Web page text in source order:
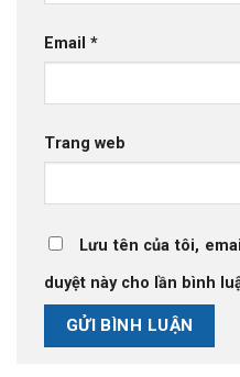
Email *
Trang web
Lưu tên của tôi,
duyệt này cho lần bình